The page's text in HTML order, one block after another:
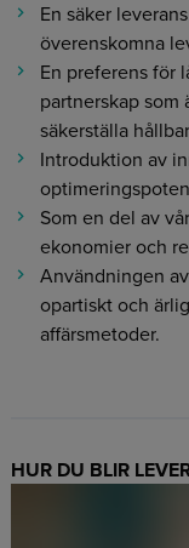
En säker
överenskomna
En preferens för
partnerskap
säkerställa
Introduktion av
Som en del av
ekonomier och
Användningen
opartiskt och
affärsmetoder.
HUR DU BLIR